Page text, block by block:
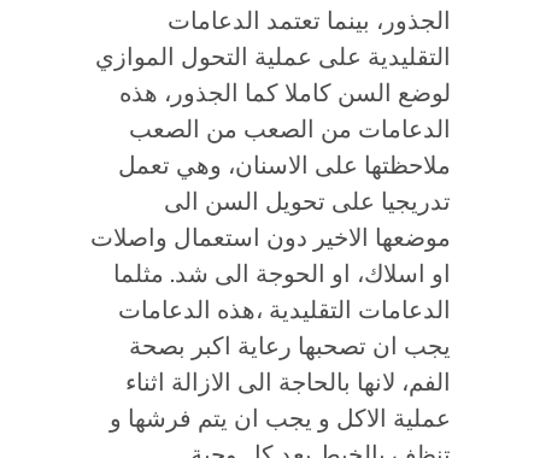
الجذور، بينما تعتمد الدعامات
التقليدية على عملية التحول الموازي
لوضع السن كاملا كما الجذور، هذه
الدعامات من الصعب من الصعب
ملاحظتها على الاسنان، وهي تعمل
تدريجيا على تحويل السن الى
موضعها الاخير دون استعمال واصلات
او اسلاك، او الحوجة الى شد. مثلما
الدعامات التقليدية ،هذه الدعامات
يجب ان تصحبها رعاية اكبر بصحة
الفم، لانها بالحاجة الى الازالة اثناء
عملية الاكل و يجب ان يتم فرشها و